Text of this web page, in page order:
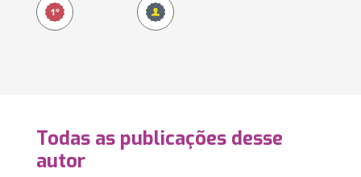
Todas as publicações desse
autor